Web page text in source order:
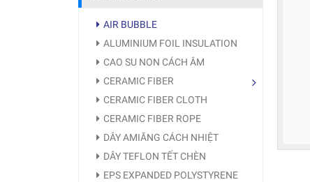
AIR BUBBLE
ALUMINIUM FOIL INSULATION
CAO SU NON CÁCH ÂM
CERAMIC FIBER
CERAMIC FIBER CLOTH
CERAMIC FIBER ROPE
DÂY AMIĂNG CÁCH NHIỆT
DÂY TEFLON TẾT CHÈN
EPS EXPANDED POLYSTYRENE